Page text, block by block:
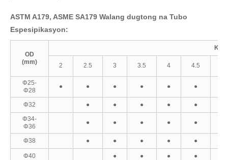
ASTM A179, ASME SA179 Walang dugtong na Tubo
Espesipikasyon:
OD
(mm)
2 2.5 3 3.5 4 4.5
Φ25-
Φ28
● ● ● ● ● ●
Φ32 ● ● ● ● ●
Φ34-
Φ36
● ● ● ● ●
Φ38 ● ● ● ● ●
Φ40 ● ● ● ●